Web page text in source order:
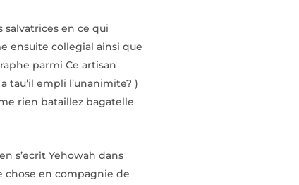
en ce qui
ensuite collegial ainsi que
parmi Ce artisan
empli l’unanimite? )
rien bataillez bagatelle
s’ecrit Yehowah dans
chose en compagnie de